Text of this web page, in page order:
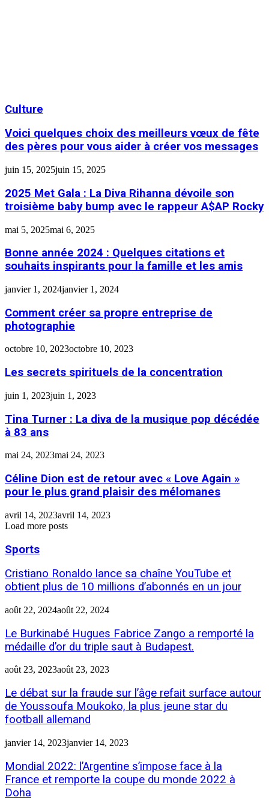
Culture
Voici quelques choix des meilleurs vœux de fête
des pères pour vous aider à créer vos messages
juin 15, 2025juin 15, 2025
2025 Met Gala : La Diva Rihanna dévoile son
troisième baby bump avec le rappeur A$AP Rocky
mai 5, 2025mai 6, 2025
Bonne année 2024 : Quelques citations et
souhaits inspirants pour la famille et les amis
janvier 1, 2024janvier 1, 2024
Comment créer sa propre entreprise de
photographie
octobre 10, 2023octobre 10, 2023
Les secrets spirituels de la concentration
juin 1, 2023juin 1, 2023
Tina Turner : La diva de la musique pop décédée
à 83 ans
mai 24, 2023mai 24, 2023
Céline Dion est de retour avec « Love Again »
pour le plus grand plaisir des mélomanes
avril 14, 2023avril 14, 2023
Load more posts
Sports
Cristiano Ronaldo lance sa chaîne YouTube et
obtient plus de 10 millions d’abonnés en un jour
août 22, 2024août 22, 2024
Le Burkinabé Hugues Fabrice Zango a remporté la
médaille d’or du triple saut à Budapest.
août 23, 2023août 23, 2023
Le débat sur la fraude sur l’âge refait surface autour
de Youssoufa Moukoko, la plus jeune star du
football allemand
janvier 14, 2023janvier 14, 2023
Mondial 2022: l’Argentine s’impose face à la
France et remporte la coupe du monde 2022 à
Doha